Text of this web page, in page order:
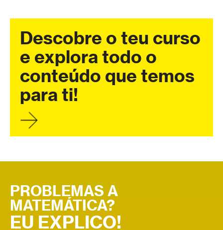
Descobre o teu curso
e explora todo o
conteúdo que temos
para ti!
PROBLEMAS A
MATEMÁTICA?
EU EXPLICO!